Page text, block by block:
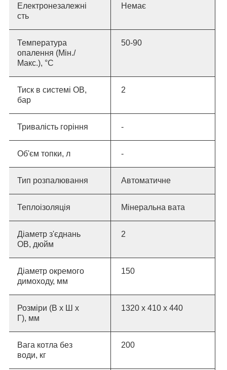
Електронезалежні
сть
Немає
Температура
опалення (Мін./
Макс.), °C
50-90
Тиск в системі ОВ,
бар
2
Тривалість горіння -
Об'єм топки, л -
Тип розпалювання Автоматичне
Теплоізоляція Мінеральна вата
Діаметр з'єднань
ОВ, дюйм
2
Діаметр окремого
димоходу, мм
150
Розміри (В х Ш х
Г), мм
1320 x 410 x 440
Вага котла без
води, кг
200